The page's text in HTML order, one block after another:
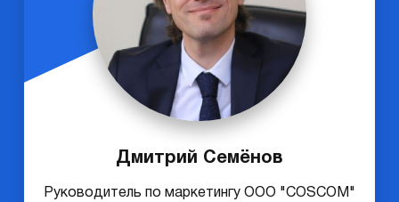
Дмитрий Семёнов
Руководитель по маркетингу ООО "COSCOM"